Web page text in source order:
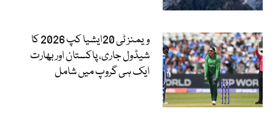
ویمنز ٹی 20ایشیا کپ 2026 کا
شیڈول جاری، پاکستان اور بھارت
ایک ہی گروپ میں شامل